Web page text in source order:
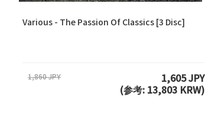
Various - The Passion Of Classics [3 Disc]
1,860 JPY
1,605 JPY
(参考: 13,803 KRW)